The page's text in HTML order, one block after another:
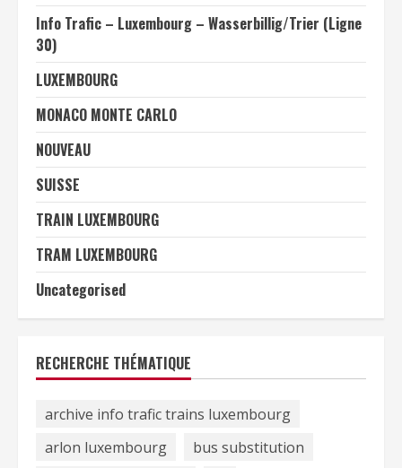
Info Trafic – Luxembourg – Wasserbillig/Trier (Ligne
30)
LUXEMBOURG
MONACO MONTE CARLO
NOUVEAU
SUISSE
TRAIN LUXEMBOURG
TRAM LUXEMBOURG
Uncategorised
RECHERCHE THÉMATIQUE
archive info trafic trains luxembourg
arlon luxembourg
bus substitution